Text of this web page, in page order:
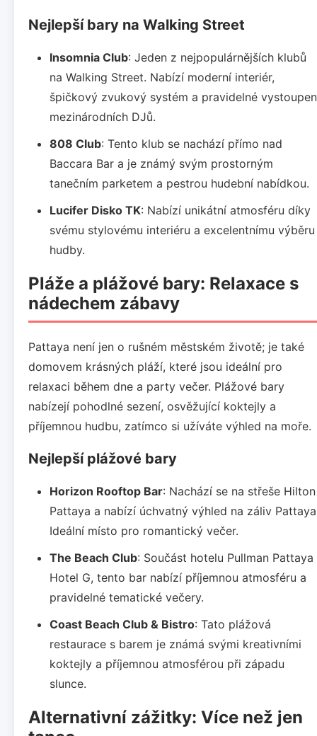
Nejlepší bary na Walking Street
Insomnia Club: Jeden z nejpopulárnějších klubů
na Walking Street. Nabízí moderní interiér,
špičkový zvukový systém a pravidelné
mezinárodních DJů.
808 Club: Tento klub se nachází přímo nad
Baccara Bar a je známý svým prostorným
tanečním parketem a pestrou hudební nabídkou.
Lucifer Disko TK: Nabízí unikátní atmosféru díky
svému stylovému interiéru a excelentnímu výběru
hudby.
Pláže a plážové bary: Relaxace s
nádechem zábavy
Pattaya není jen o rušném městském životě; je také
domovem krásných pláží, které jsou ideální pro
relaxaci během dne a party večer. Plážové bary
nabízejí pohodlné sezení, osvěžující koktejly a
příjemnou hudbu, zatímco si užíváte výhled na moře.
Nejlepší plážové bary
Horizon Rooftop Bar: Nachází se na střeše Hilton
Pattaya a nabízí úchvatný výhled na záliv
Ideální místo pro romantický večer.
The Beach Club: Součást hotelu Pullman Pattaya
Hotel G, tento bar nabízí příjemnou atmosféru a
pravidelné tematické večery.
Coast Beach Club & Bistro: Tato plážová
restaurace s barem je známá svými kreativními
koktejly a příjemnou atmosférou při západu
slunce.
Alternativní zážitky: Více než jen